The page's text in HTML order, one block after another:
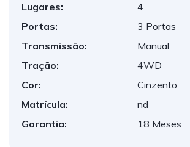
Lugares:
4
Portas:
3 Portas
Transmissão:
Manual
Tração:
4WD
Cor:
Cinzento
Matrícula:
nd
Garantia:
18 Meses